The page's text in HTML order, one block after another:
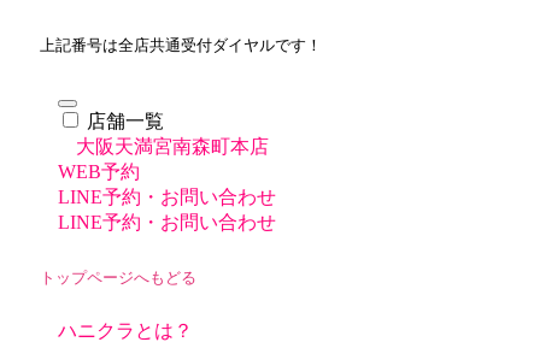
上記番号は全店共通受付ダイヤルです！
店舗一覧
大阪天満宮南森町本店
WEB予約
LINE予約・お問い合わせ
LINE予約・お問い合わせ
トップページへもどる
ハニクラとは？